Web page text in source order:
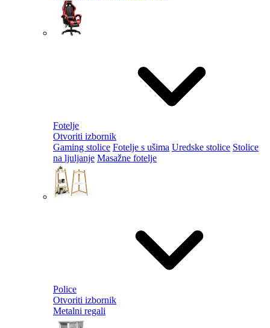
Fotelje
Otvoriti izbornik
Gaming stolice Fotelje s ušima Uredske stolice Stolice
na ljuljanje Masažne fotelje
Police
Otvoriti izbornik
Metalni regali